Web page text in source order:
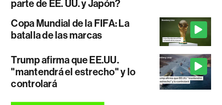
parte de EE. UU. y Japón?
Copa Mundial de la FIFA: La
batalla de las marcas
Trump afirma que EE.UU.
"mantendrá el estrecho" y lo
controlará